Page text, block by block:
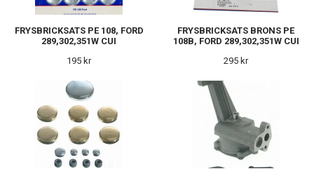
FRYSBRICKSATS PE 108, FORD
289,302,351W CUI
195 kr
FRYSBRICKSATS BRONS PE
108B, FORD 289,302,351W CUI
295 kr